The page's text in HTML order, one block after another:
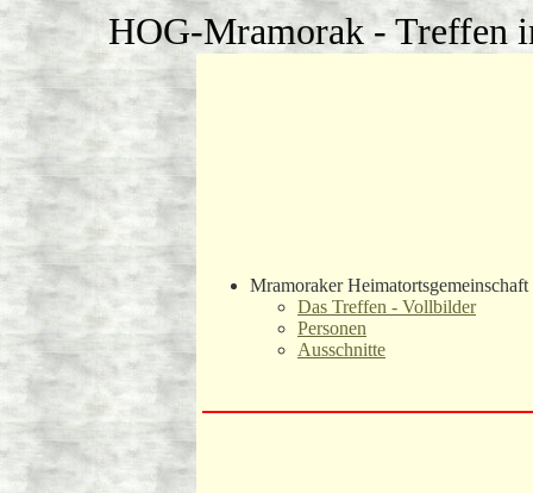
HOG-Mramorak - Treffen
Mramoraker
Das Treffen - Vollbilder
Personen
Ausschnitte